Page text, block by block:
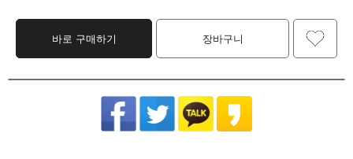
바로 구매하기 장바구니